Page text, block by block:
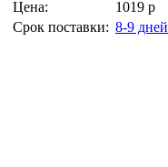
Цена:
1019 р
Срок поставки: 8-9 дней